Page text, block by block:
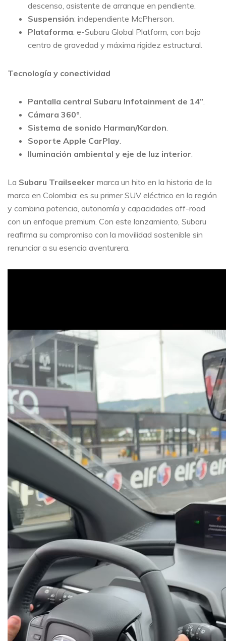
descenso, asistente de arranque en pendiente.
Suspensión: independiente McPherson.
Plataforma: e-Subaru Global Platform, con bajo
centro de gravedad y máxima rigidez estructural.
Tecnología y conectividad
Pantalla central Subaru Infotainment de 14”
Cámara 360°
Sistema de sonido Harman/Kardon
Soporte Apple CarPlay
Iluminación ambiental y eje de luz interior
La Subaru Trailseeker marca un hito en la historia de la
marca en Colombia: es su primer SUV eléctrico en la región
y combina potencia, autonomía y capacidades off-road
con un enfoque premium. Con este lanzamiento, Subaru
reafirma su compromiso con la movilidad sostenible sin
renunciar a su esencia aventurera.